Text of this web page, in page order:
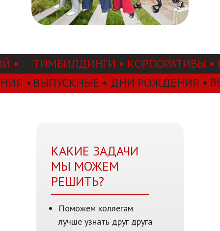
ТИМБИЛДИНГИ • КОРПОРАТИВЫ
•
ВЫПУСКНЫЕ • ДНИ РОЖДЕНИЯ •
•
КАКИЕ ЗАДАЧИ
МЫ МОЖЕМ
РЕШИТЬ?
Поможем коллегам
лучше узнать друг друга